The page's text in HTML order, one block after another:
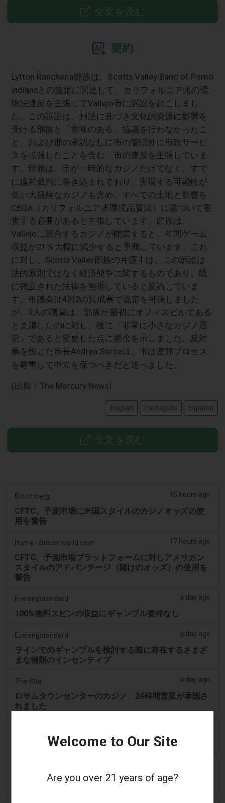
全文を読む
要約
Lytton Rancheria部族は、Scotts Valley Band of Pomo
Indiansとの協定に関連して、カリフォルニア州の環
境法違反を主張してVallejo市に訴訟を起こしまし
た。この訴訟は、州法に基づき文化的資源に影響を
受ける部族と「意味のある」協議を行わなかったこ
と、および郡の承認なしに市の管轄外に市政サービ
スを拡張したことを含む、市の違反を主張していま
す。部族は、市が一時的なカジノだけでなく、すで
に連邦裁判に巻き込まれており、実現する可能性が
低い大規模なカジノも含め、すべての土地と影響を
CEQA（カリフォルニア州環境品質法）に基づいて審
査する必要があると主張しています。部族は、
Vallejoに競合するカジノが開業すると、年間ゲーム
収益が21％大幅に減少すると予測しています。これ
に対し、Scotts Valley部族の弁護士は、この訴訟は
法的原則ではなく経済競争に関するものであり、既
に確立された法律を無視していると反論していま
す。市議会は4対2の賛成票で協定を可決しました
が、2人の議員は、部族が最初にオフィスビルである
と要請したのに対し、後に「非常に小さなカジノ運
営」であると変更した点に懸念を示しました。反対
票を投じた市長Andrea Sorceは、市は連邦プロセス
を尊重して中立を保つべきだと述べました。
(出典：The Mercury News)
English Português Español
全文を読む
Bloomberg 15 hours ago
CFTC、予測市場に米国スタイルのカジノオッズの使
用を警告
Home - Bitcoinworld.co.in 17 hours ago
CFTC、予測市場プラットフォームに対しアメリカン
スタイルのアドバンテージ（賭けのオッズ）の使用を
警告
Eveningstandard a day ago
100%無料スピンの収益にギャンブル要件なし
Eveningstandard a day ago
ラインでのギャンブルを検討する際に存在するさまざ
まな種類のインセンティブ
The Star a day ago
ロサムタウンセンターのカジノ、24時間営業が承認さ
れました
ギャンブル改革の強化を求める圧力、労働党に高まる
依存症の専門家、最近のギャンブル広告の急増は一部
Welcome to Our Site
Are you over 21 years of age?